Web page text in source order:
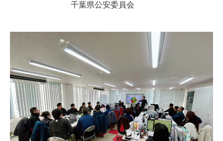
千葉県公安委員会